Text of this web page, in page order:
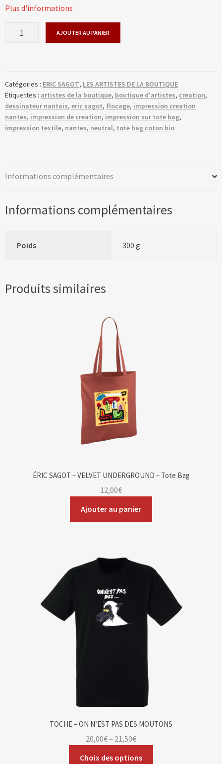
Plus d'informations
LE
ROI
DE
BARCELONE
AJOUTER AU PANIER
Catégories : ERIC SAGOT, LES ARTISTES DE LA BOUTIQUE
Étiquettes : artistes de la boutique, boutique d'artistes, creation,
dessinateur nantais, eric sagot, flocage, impression creation
nantes, impression de creation, impression sur tote bag,
impression textile, nantes, neutral, tote bag coton bio
Informations complémentaires
Informations complémentaires
Poids 300 g
Produits similaires
ÉRIC SAGOT – VELVET UNDERGROUND – Tote Bag
12,00€
Ajouter au panier
TOCHE – ON N’EST PAS DES MOUTONS
20,00€– 21,50€
Choix des options